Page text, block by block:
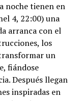
noche tienen en
4, 22:00) una
arranca con el
los
un
fiándose
Después llegan
inspiradas en